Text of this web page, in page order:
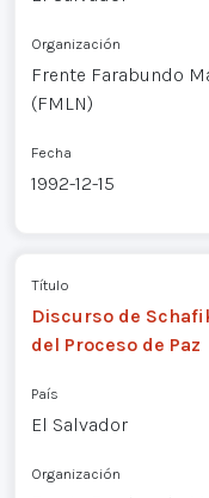
Organización
Frente Farabundo
(FMLN)
Fecha
1992-12-15
Título
Discurso de
del Proceso de Paz
País
El Salvador
Organización